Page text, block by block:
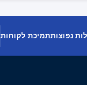
נפוצותתמיכת לקוחות